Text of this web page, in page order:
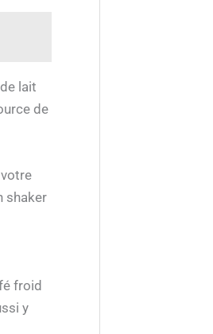
lait
de
shaker
froid
y